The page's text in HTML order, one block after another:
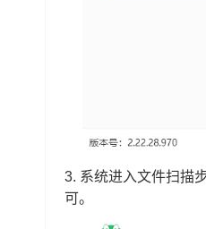
3. 系统进入文件扫描
可。